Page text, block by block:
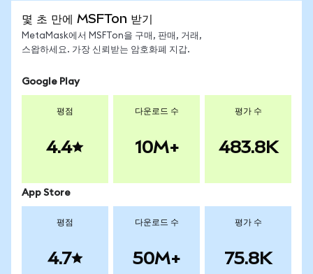
몇 초 만에 MSFTon 받기
MetaMask에서 MSFTon을 구매, 판매, 거래,
스왑하세요. 가장 신뢰받는 암호화폐 지갑.
Google Play
평점
4.4
다운로드 수
10M+
평가 수
483.8K
App Store
평점
4.7
다운로드 수
50M+
평가 수
75.8K